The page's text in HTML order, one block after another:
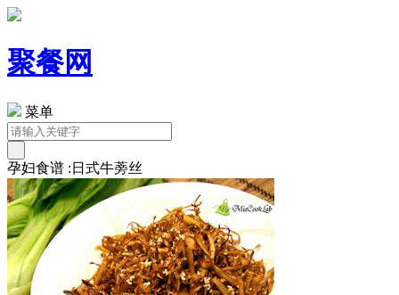
聚餐网
菜单
孕妇食谱 :日式牛蒡丝